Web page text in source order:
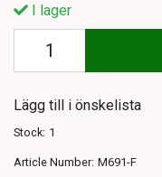
I lager
Lägg till i önskelista
Stock: 1
Article Number: M691-F